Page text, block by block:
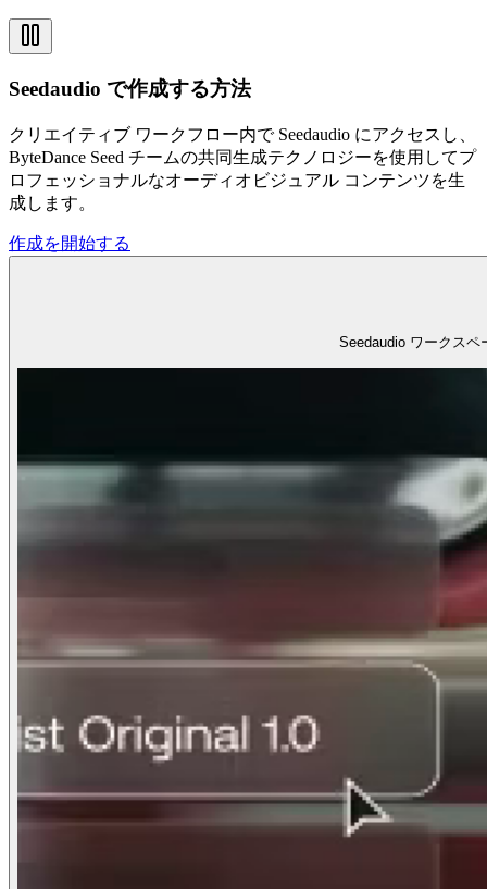
Seedaudio で作成する方法
クリエイティブ ワークフロー内で Seedaudio にアクセスし、
ByteDance Seed チームの共同生成テクノロジーを使用してプ
ロフェッショナルなオーディオビジュアル コンテンツを生
成します。
作成を開始する
Seedaudio ワークスペ